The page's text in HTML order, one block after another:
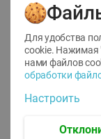
- 22
5.79
Икра
Для удобства
cookie. Нажимая
нами файлов
обработки
Настроить